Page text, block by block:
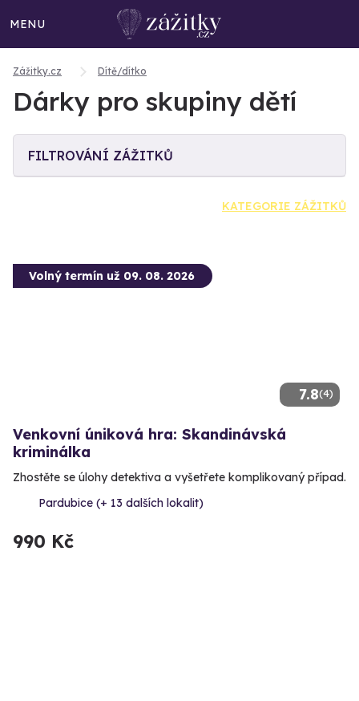
MENU
Zážitky.cz Dítě/dítko
Dárky pro skupiny dětí
FILTROVÁNÍ ZÁŽITKŮ
KATEGORIE ZÁŽITKŮ
7.8(4)
Volný termín už 09. 08. 2026
Venkovní úniková hra: Skandinávská
kriminálka
Zhostěte se úlohy detektiva a vyšetřete komplikovaný případ.
Pardubice (+ 13 dalších lokalit)
990 Kč